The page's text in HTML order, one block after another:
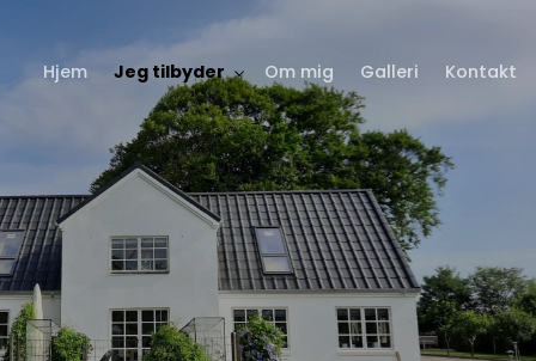
Hjem Jeg tilbyder Om mig Galleri Kontakt